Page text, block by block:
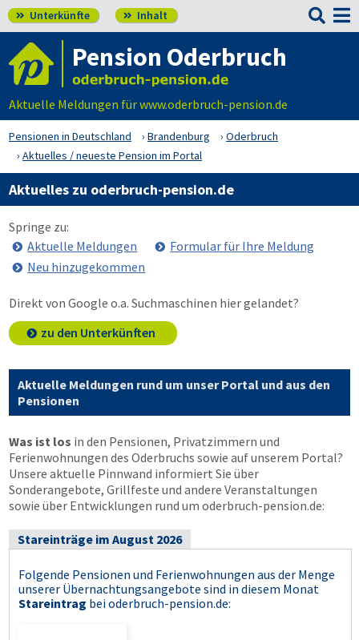
 Unterkünfte  Inhalt 
Pension Oderbruch
Aktuelle Meldungen für www.oderbruch-pension.de
Pensionen in Deutschland Brandenburg
Oderbruch
Aktuelles / neueste Pension im Portal
Aktuelles zu oderbruch-pension.de
Springe zu:
Aktuelle Meldungen
Formular für Ihre Meldung
Neu hinzugekommen
Direkt von Google o.a. Suchmaschinen hier gelandet?
zu den Unterkünften
Aktuelle Meldungen rund um unser Portal und aus den
Pensionen
Was ist los in den Pensionen, Privatzimmern und
Ferienwohnungen des Oderbruchs sowie auf unserem Portal?
Unsere aktuelle Pinnwand informiert Sie über
Sonderangebote, Grillfeste und andere Veranstaltungen
sowie über Entwicklungen rund um oderbruch-pension.de:
Stareinträge im August 2026
Folgende Pensionen und Ferienwohnungen aus der Menge
unserer Übernachtungsangebote sind in diesem Monat
Stareintrag beioderbruch-pension.de: